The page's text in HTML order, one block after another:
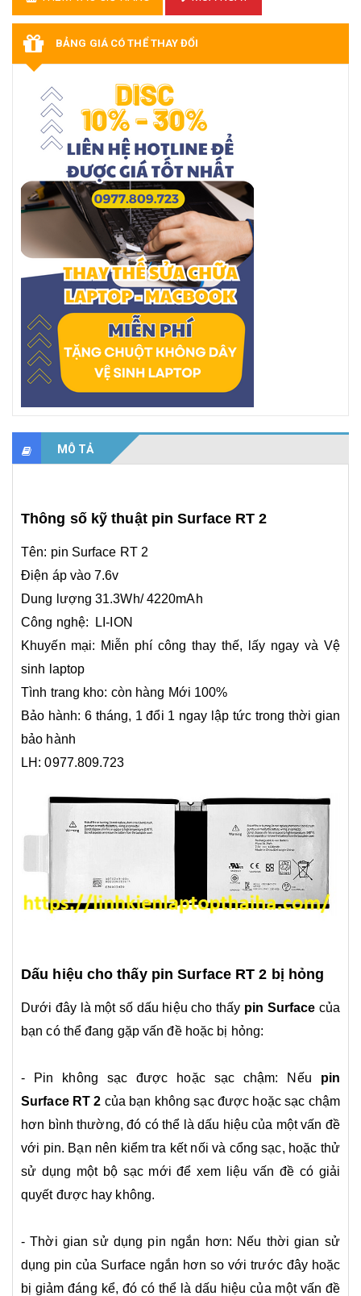
BẢNG GIÁ CÓ THỂ THAY ĐỔI
MÔ TẢ
Thông số kỹ thuật pin Surface RT 2
Tên: pin Surface RT 2
Điện áp vào 7.6v
Dung lượng 31.3Wh/ 4220mAh
Công nghệ: LI-ION
Khuyến mại: Miễn phí công thay thế, lấy ngay và Vệ
sinh laptop
Tình trang kho: còn hàng Mới 100%
Bảo hành: 6 tháng, 1 đổi 1 ngay lập tức trong thời gian
bảo hành
LH: 0977.809.723
Dấu hiệu cho thấy pin Surface RT 2 bị hỏng
Dưới đây là một số dấu hiệu cho thấy pin Surface của
bạn có thể đang gặp vấn đề hoặc bị hỏng:
- Pin không sạc được hoặc sạc chậm: Nếu pin
Surface RT 2 của bạn không sạc được hoặc sạc chậm
hơn bình thường, đó có thể là dấu hiệu của một vấn đề
với pin. Bạn nên kiểm tra kết nối và cổng sạc, hoặc thử
sử dụng một bộ sạc mới để xem liệu vấn đề có giải
quyết được hay không.
- Thời gian sử dụng pin ngắn hơn: Nếu thời gian sử
dụng pin của Surface ngắn hơn so với trước đây hoặc
bị giảm đáng kể, đó có thể là dấu hiệu của một vấn đề